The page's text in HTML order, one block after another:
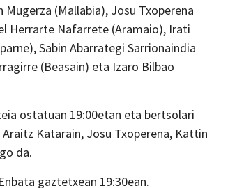
(Mallabia), Josu Txoperena
Herrarte Nafarrete (Aramaio), Irati
Sabin Abarrategi Sarrionaindia
(Beasain) eta Izaro Bilbao
ostatuan 19:00etan eta bertsolari
Katarain, Josu Txoperena, Kattin
da.
gaztetxean 19:30ean.